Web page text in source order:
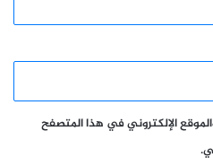
الإلكتروني في هذا المتصفح